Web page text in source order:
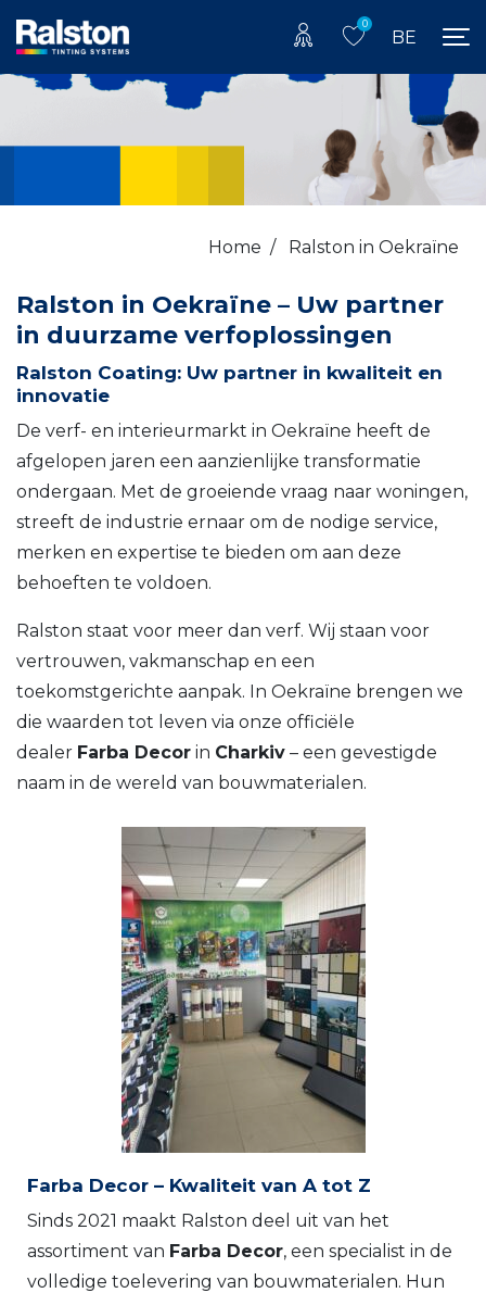
0
BE
Home / Ralston in Oekraïne
Ralston in Oekraïne – Uw partner
in duurzame verfoplossingen
Ralston Coating: Uw partner in kwaliteit en
innovatie
De verf- en interieurmarkt in Oekraïne heeft de
afgelopen jaren een aanzienlijke transformatie
ondergaan. Met de groeiende vraag naar woningen,
streeft de industrie ernaar om de nodige service,
merken en expertise te bieden om aan deze
behoeften te voldoen.
Ralston staat voor meer dan verf. Wij staan voor
vertrouwen, vakmanschap en een
toekomstgerichte aanpak. In Oekraïne brengen we
die waarden tot leven via onze officiële
dealer Farba Decor in Charkiv – een gevestigde
naam in de wereld van bouwmaterialen.
Farba Decor – Kwaliteit van A tot Z
Sinds 2021 maakt Ralston deel uit van het
assortiment van Farba Decor, een specialist in de
volledige toelevering van bouwmaterialen. Hun